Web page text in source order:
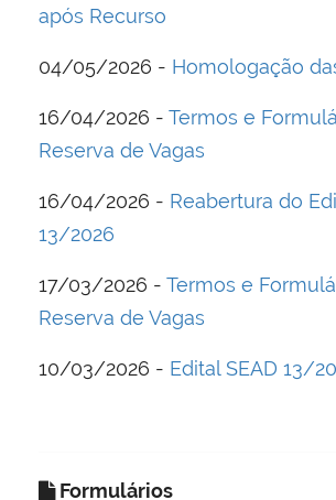
após Recurso
04/05/2026 - Homologação
16/04/2026 - Termos e
Reserva de Vagas
16/04/2026 - Reabertura do
13/2026
17/03/2026 - Termos e
Reserva de Vagas
10/03/2026 - Edital SEAD 13/
Formulários